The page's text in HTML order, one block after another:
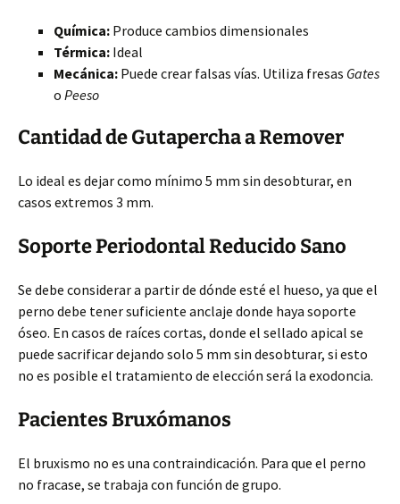
Química: Produce cambios dimensionales
Térmica: Ideal
Mecánica: Puede crear falsas vías. Utiliza fresas Gates
o Peeso
Cantidad de Gutapercha a Remover
Lo ideal es dejar como mínimo 5 mm sin desobturar, en
casos extremos 3 mm.
Soporte Periodontal Reducido Sano
Se debe considerar a partir de dónde esté el hueso, ya que el
perno debe tener suficiente anclaje donde haya soporte
óseo. En casos de raíces cortas, donde el sellado apical se
puede sacrificar dejando solo 5 mm sin desobturar, si esto
no es posible el tratamiento de elección será la exodoncia.
Pacientes Bruxómanos
El bruxismo no es una contraindicación. Para que el perno
no fracase, se trabaja con función de grupo.